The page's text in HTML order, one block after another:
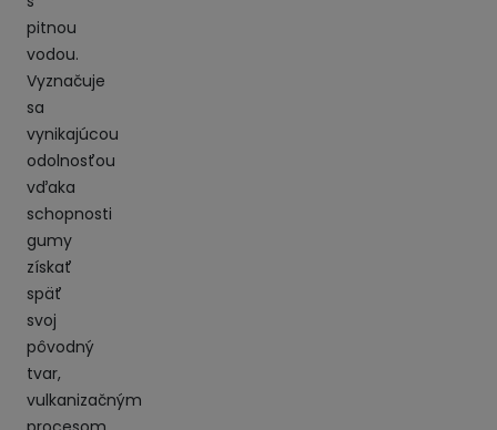
pitnou
vodou.
Vyznačuje
sa
vynikajúcou
odolnosťou
vďaka
schopnosti
gumy
získať
späť
svoj
pôvodný
tvar,
vulkanizačným